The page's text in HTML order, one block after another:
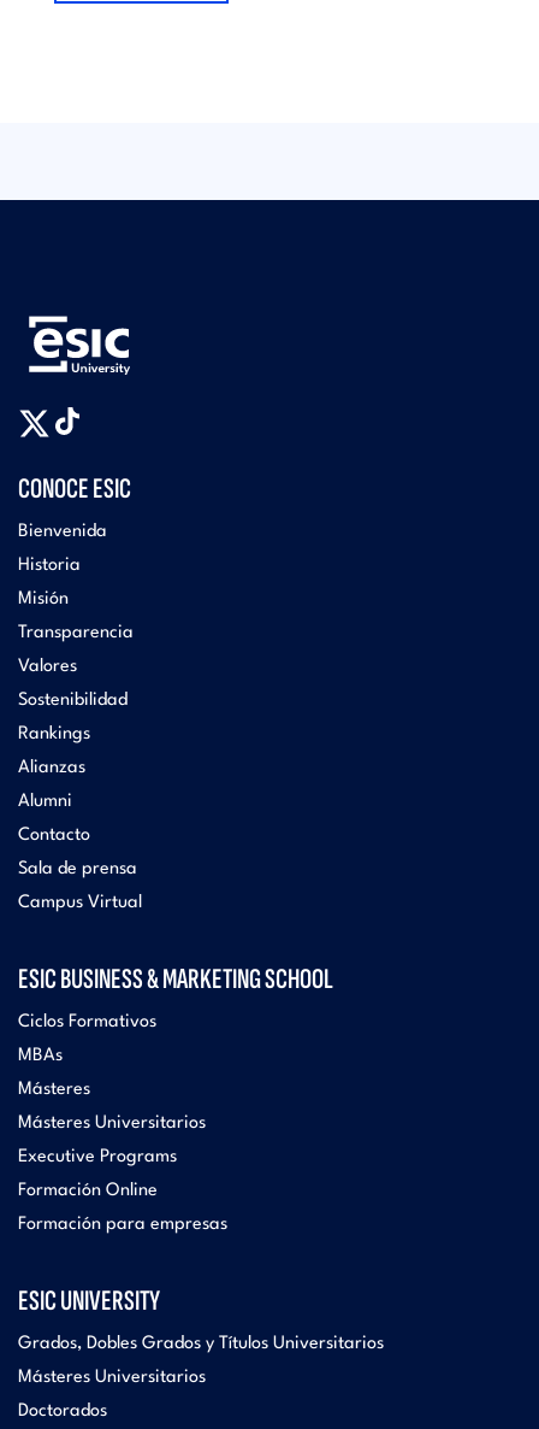
CONOCE ESIC
Bienvenida
Historia
Misión
Transparencia
Valores
Sostenibilidad
Rankings
Alianzas
Alumni
Contacto
Sala de prensa
Campus Virtual
ESIC BUSINESS & MARKETING SCHOOL
Ciclos Formativos
MBAs
Másteres
Másteres Universitarios
Executive Programs
Formación Online
Formación para empresas
ESIC UNIVERSITY
Grados, Dobles Grados y Títulos Universitarios
Másteres Universitarios
Doctorados